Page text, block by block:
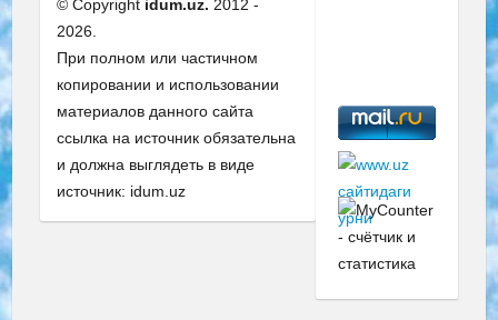
© Copyright idum.uz. 2012 -
2026.
При полном или частичном
копировании и использовании
материалов данного сайта
ссылка на источник обязательна
и должна выглядеть в виде
источник: idum.uz